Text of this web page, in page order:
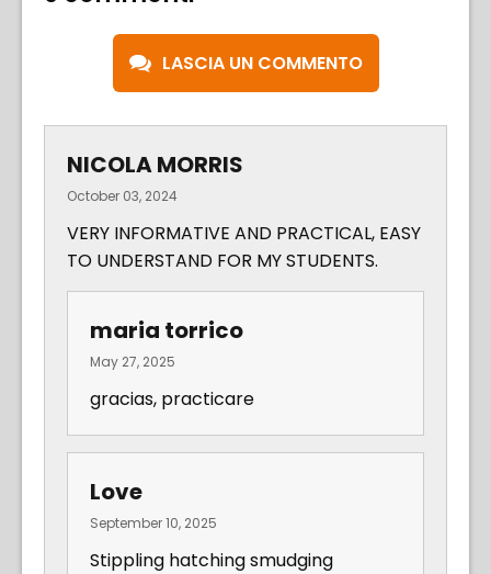
LASCIA UN COMMENTO
NICOLA MORRIS
October 03, 2024
VERY INFORMATIVE AND PRACTICAL, EASY
TO UNDERSTAND FOR MY STUDENTS.
maria torrico
May 27, 2025
gracias, practicare
Love
September 10, 2025
Stippling hatching smudging